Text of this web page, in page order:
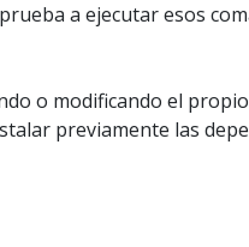
a ejecutar esos
o modificando el
previamente las